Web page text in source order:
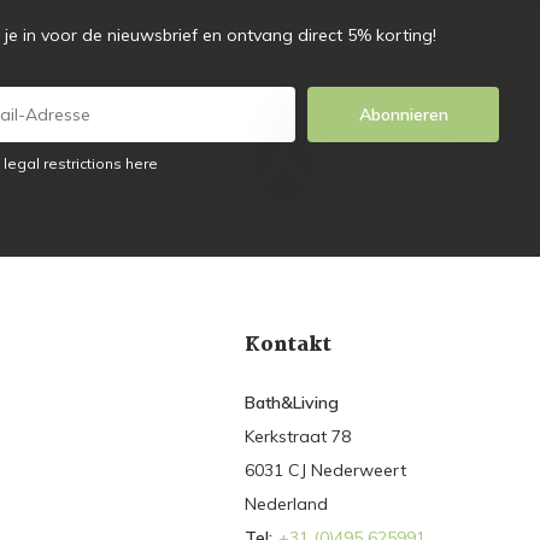
je in voor de nieuwsbrief en ontvang direct 5% korting!
Abonnieren
legal restrictions here
Kontakt
Bath&Living
Kerkstraat 78
6031 CJ Nederweert
Nederland